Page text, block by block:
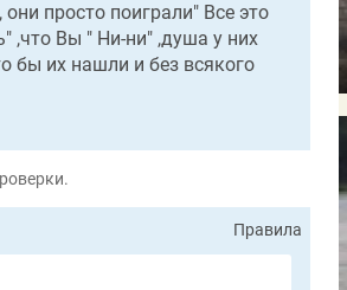
просто поиграли" Все это
,что Вы " Ни-ни" ,душа у них
бы их нашли и без всякого
Правила